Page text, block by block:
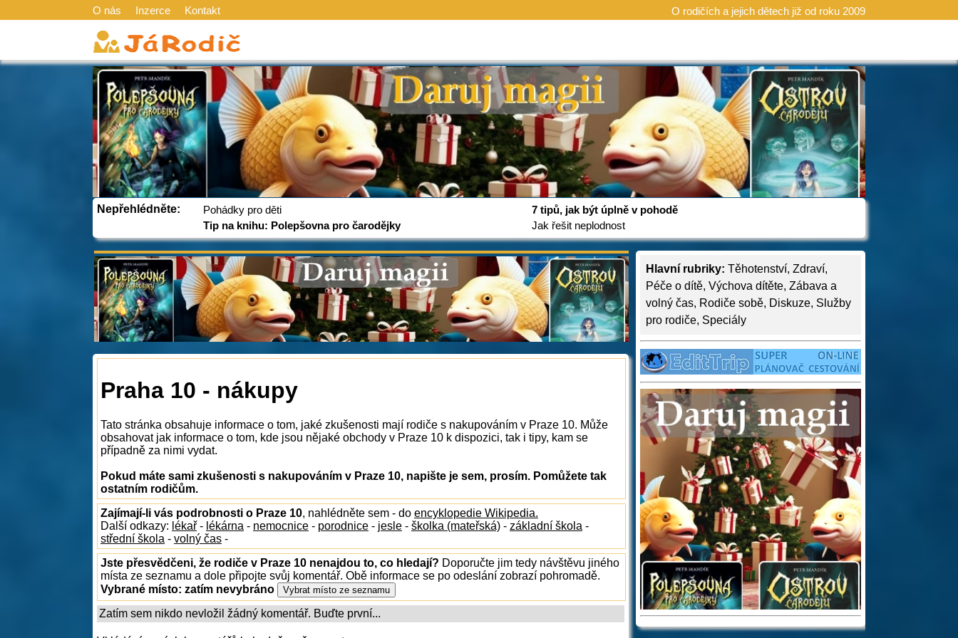
O nás Inzerce Kontakt O rodičích a jejich dětech již od roku 2009
Nepřehlédněte:
Pohádky pro děti
Tip na knihu: Polepšovna pro čarodějky
7 tipů, jak být úplně v pohodě
Jak řešit neplodnost
Hlavní rubriky: Těhotenství, Zdraví,
Péče o dítě, Výchova dítěte, Zábava a
volný čas, Rodiče sobě, Diskuze, Služby
pro rodiče, Speciály
Praha 10 - nákupy
Tato stránka obsahuje informace o tom, jaké zkušenosti mají rodiče s nakupováním v Praze 10. Může
obsahovat jak informace o tom, kde jsou nějaké obchody v Praze 10 k dispozici, tak i tipy, kam se
případně za nimi vydat.
Pokud máte sami zkušenosti s nakupováním v Praze 10, napište je sem, prosím. Pomůžete tak
ostatním rodičům.
Zajímají-li vás podrobnosti o Praze 10, nahlédněte sem - do encyklopedie Wikipedia.
Další odkazy: lékař - lékárna - nemocnice - porodnice - jesle - školka (mateřská) - základní škola -
střední škola - volný čas -
Jste přesvědčeni, že rodiče v Praze 10 nenajdou to, co hledají? Doporučte jim tedy návštěvu jiného
místa ze seznamu a dole připojte svůj komentář. Obě informace se po odeslání zobrazí pohromadě.
Vybrané místo: zatím nevybráno
Zatím sem nikdo nevložil žádný komentář. Buďte první...